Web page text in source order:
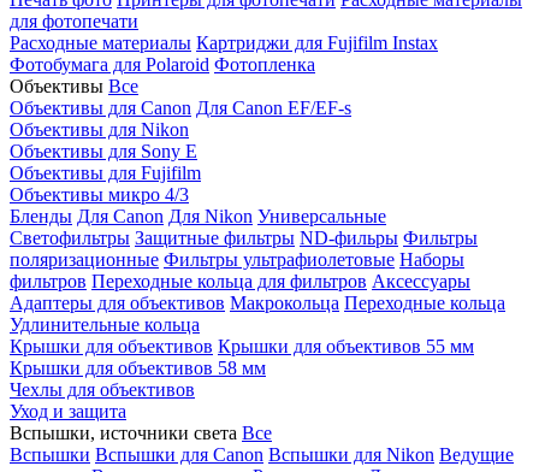
для фотопечати
Расходные материалы Картриджи для Fujifilm Instax
Фотобумага для Polaroid Фотопленка
Объективы Все
Объективы для Canon Для Canon EF/EF-s
Объективы для Nikon
Объективы для Sony E
Объективы для Fujifilm
Объективы микро 4/3
Бленды Для Canon Для Nikon Универсальные
Светофильтры Защитные фильтры ND-фильры Фильтры
поляризационные Фильтры ультрафиолетовые Наборы
фильтров Переходные кольца для фильтров Аксессуары
Адаптеры для объективов Макрокольца Переходные кольца
Удлинительные кольца
Крышки для объективов Крышки для объективов 55 мм
Крышки для объективов 58 мм
Чехлы для объективов
Уход и защита
Вспышки, источники света Все
Вспышки Вспышки для Canon Вспышки для Nikon Ведущие